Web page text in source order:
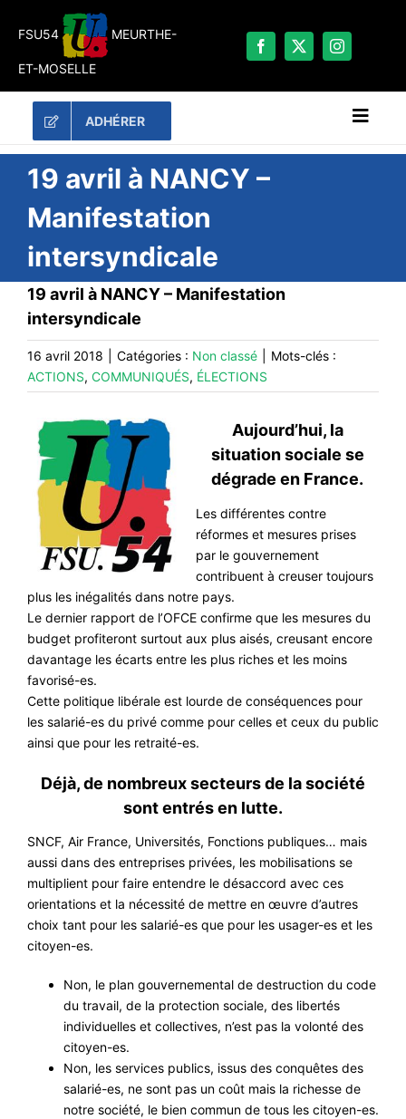
FSU54 MEURTHE-
ET-MOSELLE
ADHÉRER
RECHERCHER:
LA FSU 54
PUBLICATIONS
CONTACT
#ACTIONS
#VOS ÉLUES
#FORMATION
#COMMUNIQUÉS
#ÉLECTIONS
#MÉDIAS
#DÉBATS
#PRESSE
19 avril à NANCY –
Manifestation
intersyndicale
19 avril à NANCY – Manifestation
intersyndicale
16 avril 2018 Catégories : Non classé
Mots-clés :
ACTIONS, COMMUNIQUÉS, ÉLECTIONS
Aujourd’hui, la
situation sociale se
dégrade en France.
Les différentes contre
réformes et mesures prises
par le gouvernement
contribuent à creuser toujours
plus les inégalités dans notre pays.
Le dernier rapport de l’OFCE confirme que les mesures du
budget profiteront surtout aux plus aisés, creusant encore
davantage les écarts entre les plus riches et les moins
favorisé-es.
Cette politique libérale est lourde de conséquences pour
les salarié-es du privé comme pour celles et ceux du public
ainsi que pour les retraité-es.
Déjà, de nombreux secteurs de la société
sont entrés en lutte.
SNCF, Air France, Universités, Fonctions publiques… mais
aussi dans des entreprises privées, les mobilisations se
multiplient pour faire entendre le désaccord avec ces
orientations et la nécessité de mettre en œuvre d’autres
choix tant pour les salarié-es que pour les usager-es et les
citoyen-es.
Non, le plan gouvernemental de destruction du code
du travail, de la protection sociale, des libertés
individuelles et collectives, n’est pas la volonté des
citoyen-es.
Non, les services publics, issus des conquêtes des
salarié-es, ne sont pas un coût mais la richesse de
notre société, le bien commun de tous les citoyen-es.